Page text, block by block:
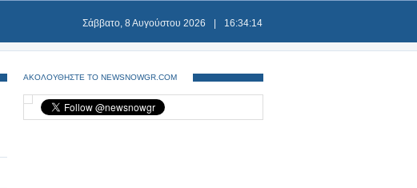
Σάββατο, 8 Αυγούστου 2026 16:34:14
ΑΚΟΛΟΥΘΗΣΤΕ ΤΟ NEWSNOWGR.COM